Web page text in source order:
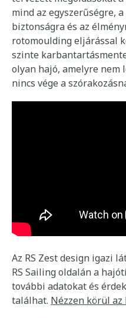
mind az egyszerűségre,
biztonságra és az
rotomoulding eljárással
szinte
olyan hajó, amelyre nem
nincs vége a
Az RS Zest design igazi
RS Sailing oldalán a
további adatokat és
találhat. Nézzen körül az